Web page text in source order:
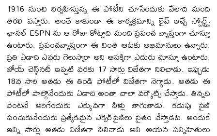
1916 నుంచి నిర్వహిస్తున్న ఈ పోటీని చూసేందుకు వేలాది మంది
తరలి వస్తారు. అంతే కాకుండా ఈ కార్యక్రమాన్ని లైవ్‌ ఇచ్చే స్పోర్ట్స్
ఛానల్‌ ESPN ను ఆ రోజు కోట్లాది మంది ప్రపంచ వ్యాప్తంగా చూస్తూ
ఉంటారు. ప్రపంచవ్యాప్తంగా ఈ వింత ఆటకు అభిమానులు ఉన్నారు.
ప్రతి ఏడాది ఎవరు గెలుస్తారా అని ఆసక్తిగా ఎదురు చూస్తూ ఉంటారు.
జోయ్‌ చెస్ట్‌నట్‌ ఇప్పటి వరకు 17 సార్లు విజేతగా నిలిచాడు. ఇప్పుడు
18వ సారి అతడు ఈ తిండి పోటీలో విజేతగా నెగ్గాడు. అతడు ఈ
పోటీలో పాల్గొనేందుకు ఏడాది అంతా చాలా వర్కౌట్స్ చేస్తాడు. తిన్నది
వెంటనే అరిగేందుకు ఎక్కువగా నీళ్లు తాగుతాడు. కడుపు సైజ్‌
పెంచుకునేందుకు ప్రత్యేకమైన ఎక్సర్‌సైజ్‌లు సైతం చేస్తాడట. అందుకే
ఇన్ని సార్లు అతడు విజేతగా నిలిచాడు అని ఆయన సన్నిహితులు